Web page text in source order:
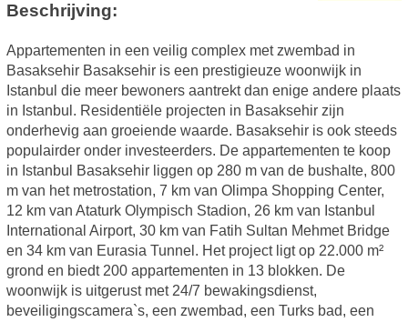
Beschrijving:
Appartementen in een veilig complex met zwembad in
Basaksehir Basaksehir is een prestigieuze woonwijk in
Istanbul die meer bewoners aantrekt dan enige andere plaats
in Istanbul. Residentiële projecten in Basaksehir zijn
onderhevig aan groeiende waarde. Basaksehir is ook steeds
populairder onder investeerders. De appartementen te koop
in Istanbul Basaksehir liggen op 280 m van de bushalte, 800
m van het metrostation, 7 km van Olimpa Shopping Center,
12 km van Ataturk Olympisch Stadion, 26 km van Istanbul
International Airport, 30 km van Fatih Sultan Mehmet Bridge
en 34 km van Eurasia Tunnel. Het project ligt op 22.000 m²
grond en biedt 200 appartementen in 13 blokken. De
woonwijk is uitgerust met 24/7 bewakingsdienst,
beveiligingscamera`s, een zwembad, een Turks bad, een